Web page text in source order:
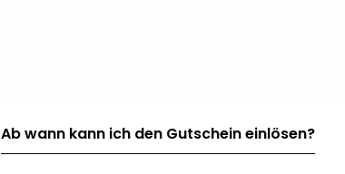
Ab wann kann ich den Gutschein einlösen?